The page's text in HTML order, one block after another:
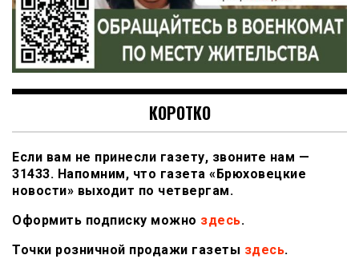
КОРОТКО
Если вам не принесли газету, звоните нам —
31433. Напомним, что газета «Брюховецкие
новости» выходит по четвергам.
Оформить подписку можно здесь.
Точки розничной продажи газеты здесь.